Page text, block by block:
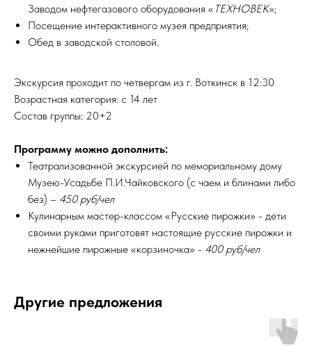
Заводом нефтегазового оборудования « ТЕХНОВЕК»;
Посещение интерактивного музея предприятия;
Обед в заводской столовой.
Экскурсия проходит по четвергам из г. Воткинск в 12:30
Возрастная категория: с 14 лет
Состав группы: 20+2
Программу можно дополнить:
Театрализованной экскурсией по мемориальному дому
Музею-Усадьбе П.И.Чайковского (с чаем и блинами либо
без) – 450 руб/чел
Кулинарным мастер-классом «Русские пирожки» - дети
своими руками приготовят настоящие русские пирожки и
нежнейшие пирожные «корзиночка» - 400 руб/чел
Другие предложения